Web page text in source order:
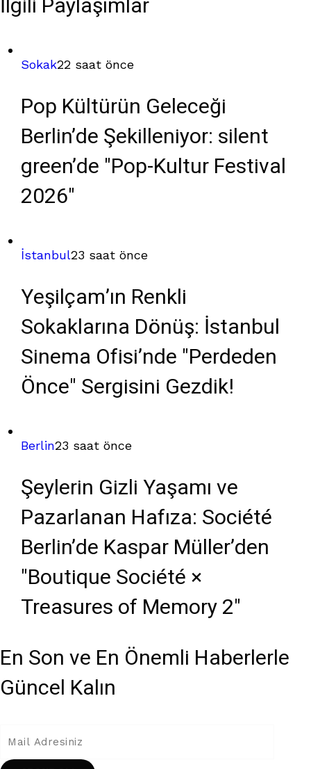
İlgili Paylaşımlar
Sokak22 saat önce
Pop Kültürün Geleceği
Berlin’de Şekilleniyor: silent
green’de "Pop-Kultur Festival
2026"
İstanbul23 saat önce
Yeşilçam’ın Renkli
Sokaklarına Dönüş: İstanbul
Sinema Ofisi’nde "Perdeden
Önce" Sergisini Gezdik!
Berlin23 saat önce
Şeylerin Gizli Yaşamı ve
Pazarlanan Hafıza: Société
Berlin’de Kaspar Müller’den
"Boutique Société ×
Treasures of Memory 2"
En Son ve En Önemli Haberlerle
Güncel Kalın